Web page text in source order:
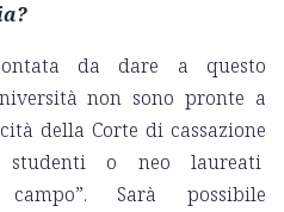
da dare a questo
non sono pronte a
della Corte di cassazione
o neo laureati
Sarà possibile